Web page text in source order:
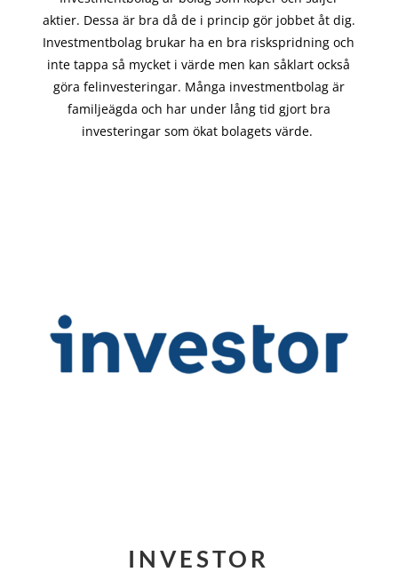
aktier. Dessa är bra då de i princip görjobbet åt dig.
Investmentbolag brukar ha en bra riskspridning och
inte tappa så mycket i värde men kan såklart också
göra felinvesteringar. Många investmentbolag är
familjeägda och har under lång tid gjort bra
investeringar som ökat bolagets värde.
INVESTOR